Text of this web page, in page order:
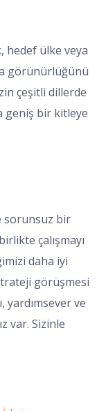
hedef ülke veya
görünürlüğünü
çeşitli dillerde
geniş bir kitleye
sorunsuz bir
çalışmayı
daha iyi
görüşmesi
yardımsever ve
var. Sizinle